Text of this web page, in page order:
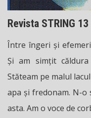
Revista STRING 13
Între îngeri și
Și am simțit
Stăteam pe malul
apa și fredonam. N-o
asta. Am o voce de